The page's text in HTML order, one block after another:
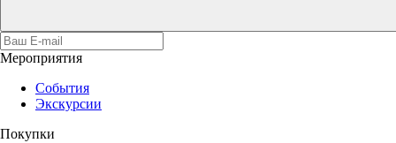
Мероприятия
События
Экскурсии
Покупки